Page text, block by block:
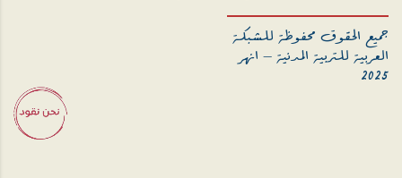
جميع الحقوق محفوظة للشبكة
العربية للتربية المدنية – انهر
2025